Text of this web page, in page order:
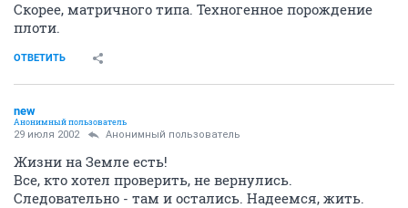
Скорее, матричного типа. Техногенное порождение
плоти.
ОТВЕТИТЬ
new
Анонимный пользователь
29 июля 2002 Анонимный пользователь
Жизни на Земле есть!
Все, кто хотел проверить, не вернулись.
Следовательно - там и остались. Надеемся, жить.